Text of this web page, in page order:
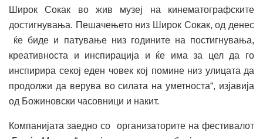
Широк Сокак во жив музеј на кинематографските
достигнувања. Пешачењето низ Широк Сокак, од денес
ќе биде и патување низ годините на постигнувања,
креативноста и инспирација и ќе има за цел да го
инспирира секој еден човек кој помине низ улицата да
продолжи да верува во силата на уметноста“, изјавија
од Божиновски часовници и накит.
Компанијата заедно со организаторите на фестивалот